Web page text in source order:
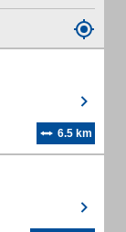
6.5 km